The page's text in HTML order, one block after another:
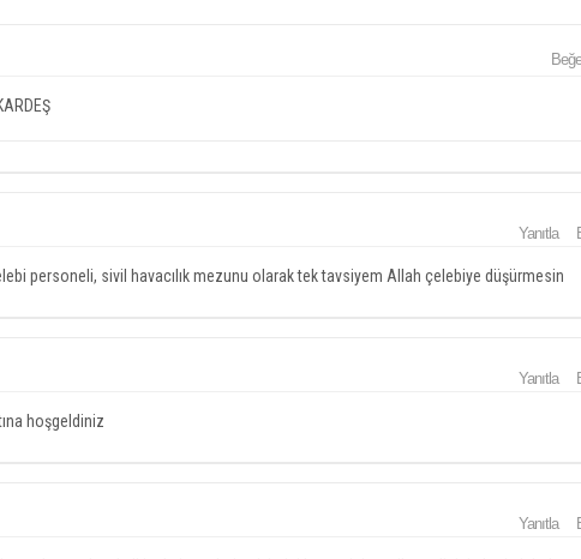
Yanıtla
personeli, sivil havacılık mezunu olarak tek tavsiyem Allah çelebiye düşürmesin
Yanıtla
hoşgeldiniz
Yanıtla